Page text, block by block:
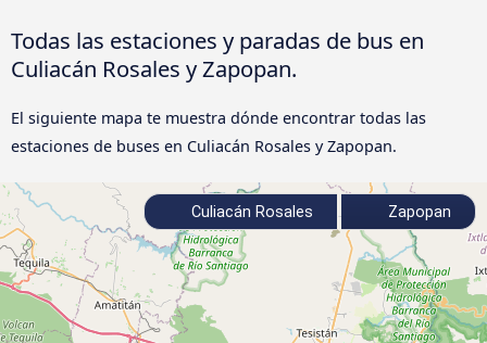
Todas las estaciones y paradas de bus en
Culiacán Rosales y Zapopan.
El siguiente mapa te muestra dónde encontrar todas las
estaciones de buses en Culiacán Rosales y Zapopan.
Culiacán Rosales Zapopan